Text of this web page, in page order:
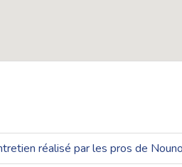
réalisé par les pros de